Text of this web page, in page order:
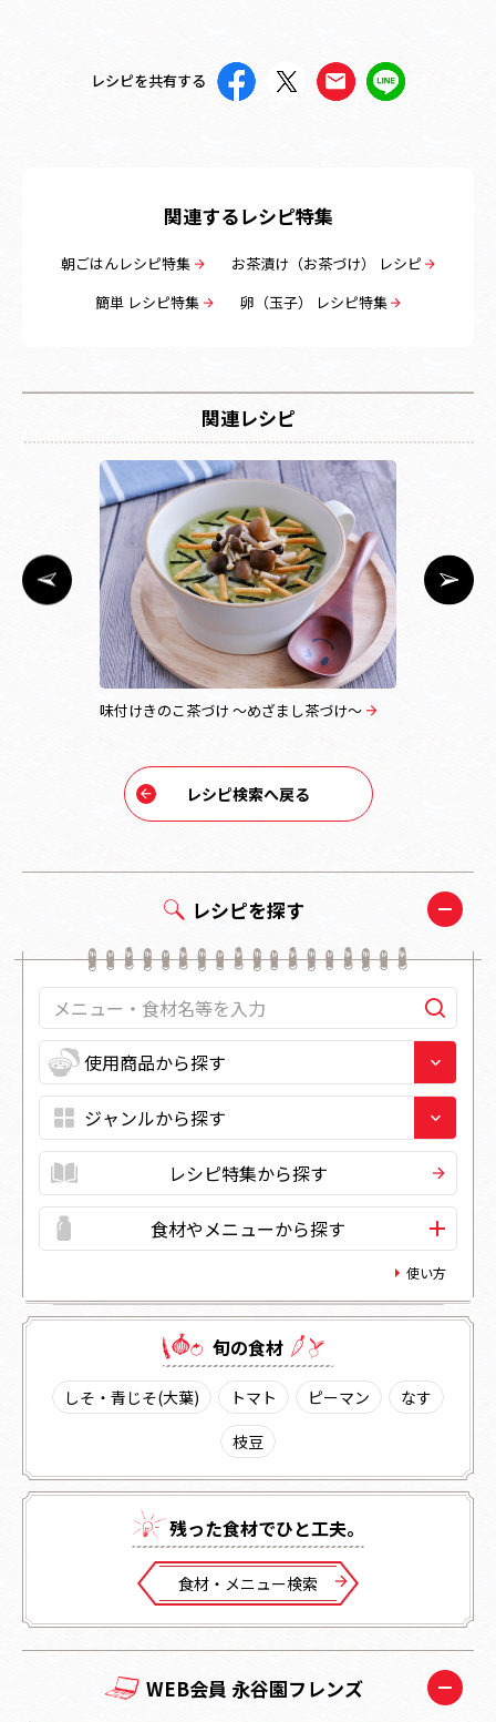
レシピを探す
レシピ特集から探す
食材やメニューから探す
使い方
旬の⾷材
しそ・青じそ(大葉) トマト ピーマン
なす
枝豆
残った⾷材でひと⼯夫。
⾷材・メニュー検索
WEB会員 永谷園フレンズ
レシピを共有する
関連するレシピ特集
朝ごはんレシピ特集
お茶漬け（お茶づけ） レシピ
簡単 レシピ特集
卵（玉子） レシピ特集
関連レシピ
味付けきのこ茶づけ ～めざまし茶づけ～
レシピ検索へ戻る